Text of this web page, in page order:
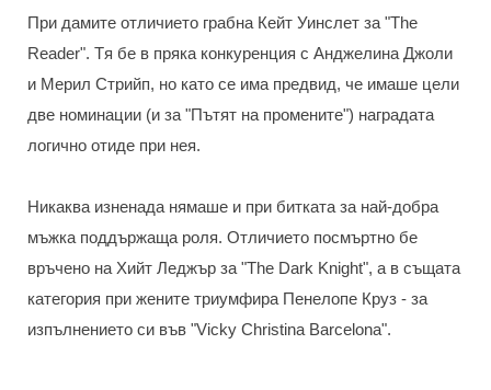
При дамите отличието грабна Кейт Уинслет за "The
Reader". Tя бе в пряка конкуренция с Анджелина Джоли
и Мерил Стрийп, но като се има предвид, че имаше цели
две номинации (и за "Пътят на промените") наградата
логично отиде при нея.
Никаква изненада нямаше и при битката за най-добра
мъжка поддържаща роля. Отличието посмъртно бе
връчено на Хийт Леджър за "The Dark Knight", a в същата
категория при жените триумфира Пенелопе Круз - за
изпълнението си във "Vicky Christina Barcelona".